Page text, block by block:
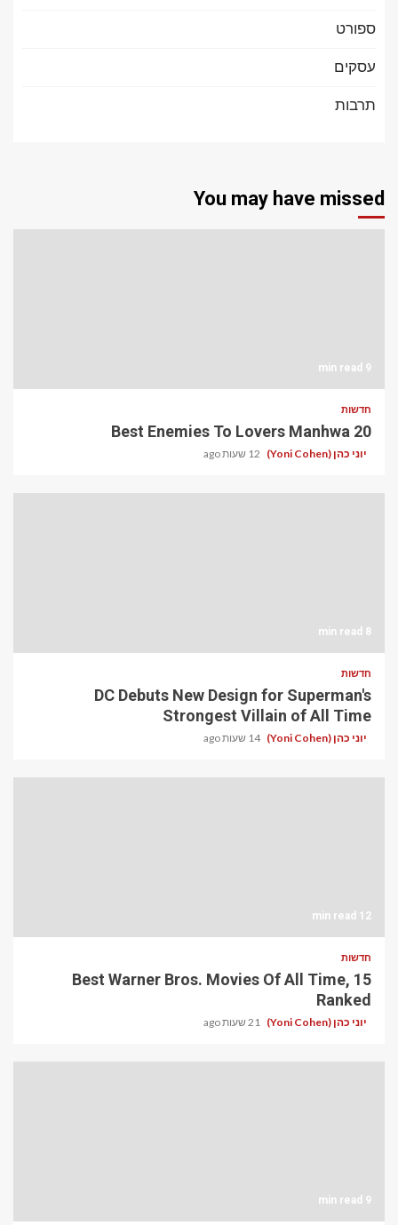
ספורט
עסקים
תרבות
You may have missed
9 min read
חדשות
20 Best Enemies To Lovers Manhwa
יוני כהן (Yoni Cohen) 12 שעות ago
8 min read
חדשות
DC Debuts New Design for Superman's
Strongest Villain of All Time
יוני כהן (Yoni Cohen) 14 שעות ago
12 min read
חדשות
15 Best Warner Bros. Movies Of All Time,
Ranked
יוני כהן (Yoni Cohen) 21 שעות ago
9 min read